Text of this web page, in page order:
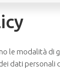
le modalità di
dati personali